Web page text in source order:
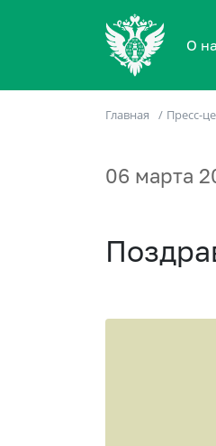
О
Главная / Пресс-
06 марта